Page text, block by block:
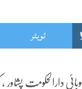
ٹویٹر
دارالحکومت پشاور